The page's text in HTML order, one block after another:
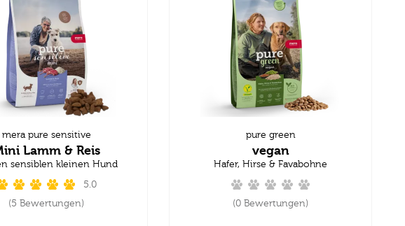
mera pure sensitive
Lamm & Reis
sensiblen kleinen Hund
5.0
(5 Bewertungen)
pure green
vegan
Hafer, Hirse & Favabohne
(0 Bewertungen)